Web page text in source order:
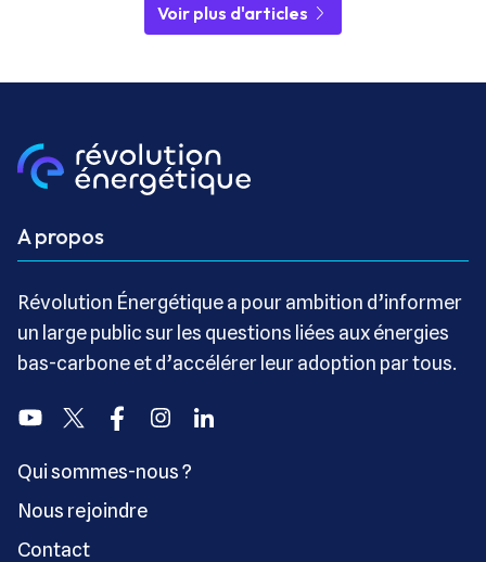
Voir plus d'articles
A propos
Révolution Énergétique a pour ambition d’informer
un large public sur les questions liées aux énergies
bas-carbone et d’accélérer leur adoption par tous.
YoutubeTwitter FacebookInstagramLinkedin
Qui sommes-nous ?
Nous rejoindre
Contact